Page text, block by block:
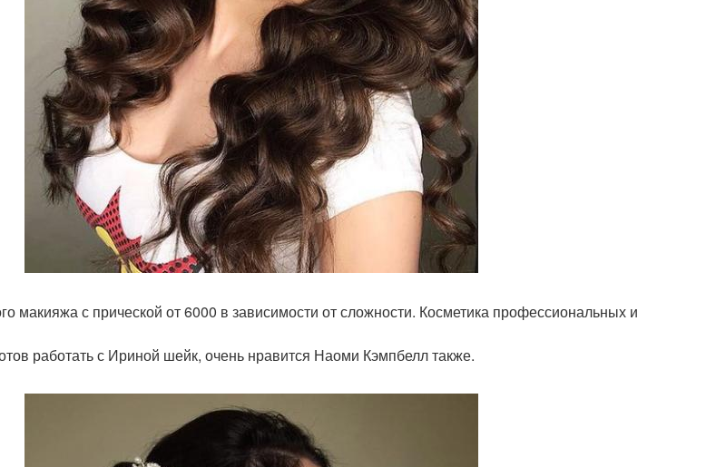
макияжа с прической от 6000 в зависимости от сложности. Косметика профессиональных и
работать с Ириной шейк, очень нравится Наоми Кэмпбелл также.